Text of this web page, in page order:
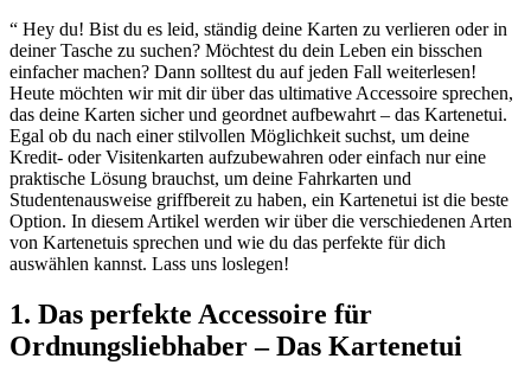
“ Hey du! Bist du es leid, ständig deine Karten zu verlieren oder in
deiner Tasche zu suchen? Möchtest du dein Leben ein bisschen
einfacher machen? Dann solltest du auf jeden Fall weiterlesen!
Heute möchten wir mit dir über das ultimative Accessoire sprechen,
das deine Karten sicher und geordnet aufbewahrt – das Kartenetui.
Egal ob du nach einer stilvollen Möglichkeit suchst, um deine
Kredit- oder Visitenkarten aufzubewahren oder einfach nur eine
praktische Lösung brauchst, um deine Fahrkarten und
Studentenausweise griffbereit zu haben, ein Kartenetui ist die beste
Option. In diesem Artikel werden wir über die verschiedenen Arten
von Kartenetuis sprechen und wie du das perfekte für dich
auswählen kannst. Lass uns loslegen!
1. Das perfekte Accessoire für
Ordnungsliebhaber – Das Kartenetui